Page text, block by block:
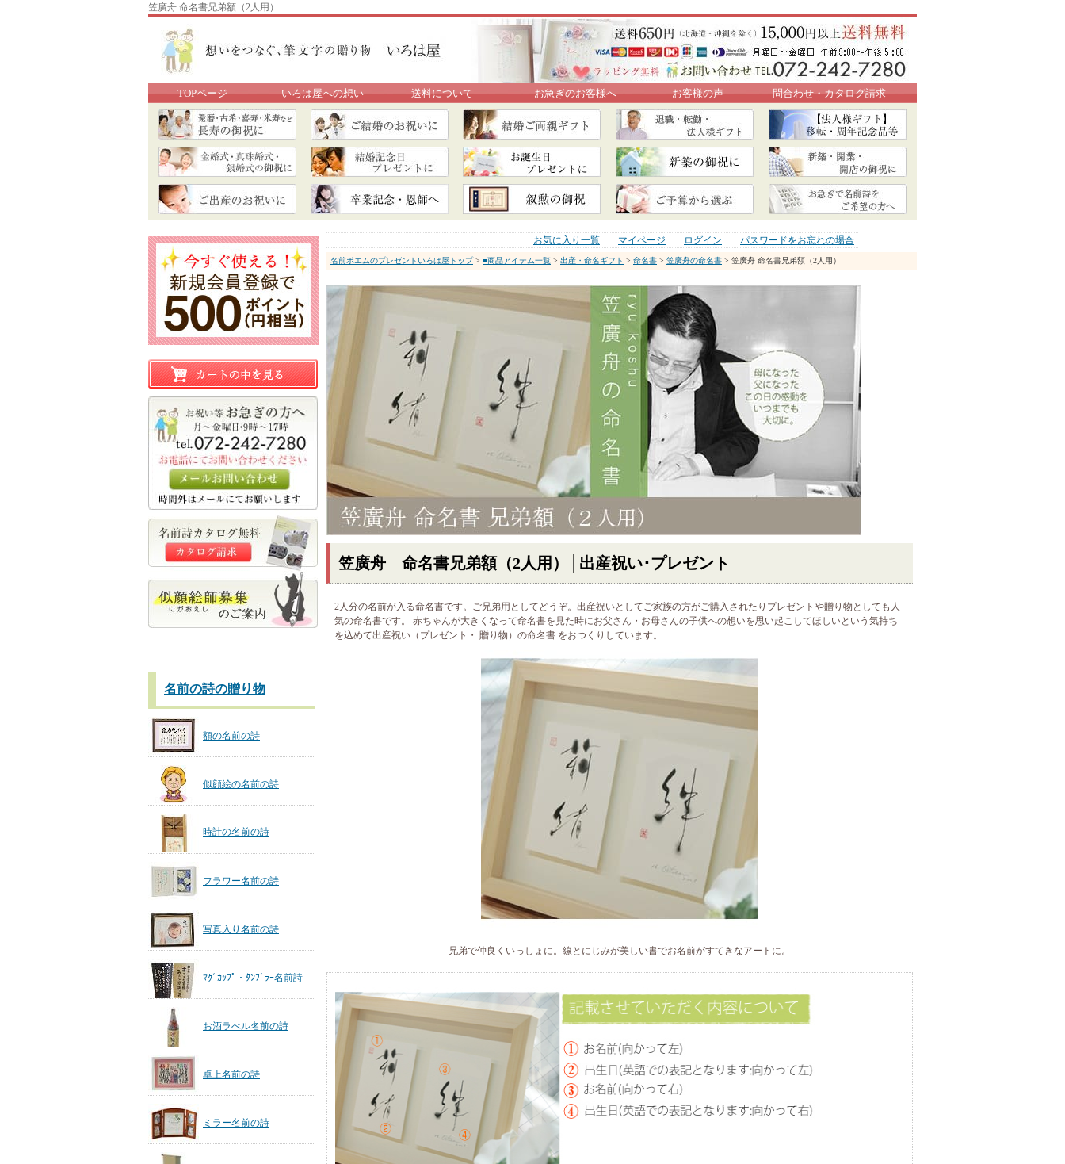
笠廣舟 命名書兄弟額（2人用）
TOPページ いろは屋への想い 送料について お急ぎのお客様へ お客様の声 問合わせ・カタログ請求
名前の詩の贈り物
額の名前の詩
似顔絵の名前の詩
時計の名前の詩
フラワー名前の詩
写真入り名前の詩
ﾏｸﾞｶｯﾌﾟ・ﾀﾝﾌﾞﾗｰ名前詩
お酒ラべル名前の詩
卓上名前の詩
ミラー名前の詩
お気に入り一覧 マイページ ログイン パスワードをお忘れの場合
名前ポエムのプレゼントいろは屋トップ> ■商品アイテム一覧 > 出産・命名ギフト > 命名書 > 笠廣舟の命名書 > 笠廣舟 命名書兄弟額（2人用）
笠廣舟 命名書兄弟額（2人用）│出産祝い･プレゼント
2人分の名前が入る命名書です。ご兄弟用としてどうぞ。出産祝いとしてご家族の方がご購入されたりプレゼントや贈り物としても人
気の命名書です。 赤ちゃんが大きくなって命名書を見た時にお父さん・お母さんの子供への想いを思い起こしてほしいという気持ち
を込めて出産祝い（プレゼント・ 贈り物）の命名書 をおつくりしています。
兄弟で仲良くいっしょに。線とにじみが美しい書でお名前がすてきなアートに。